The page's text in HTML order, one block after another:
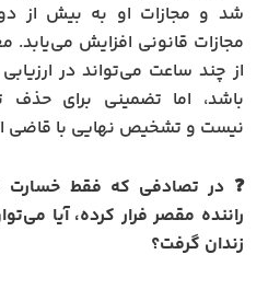
شد و مجازات او به بیش از
مجازات قانونی افزایش
از چند ساعت می‌تواند در
باشد، اما تضمینی برای حذف
نیست و تشخیص نهایی با قاضی
❓ در تصادفی که فقط خسارت
راننده مقصر فرار کرده، آیا
زندان گرفت؟